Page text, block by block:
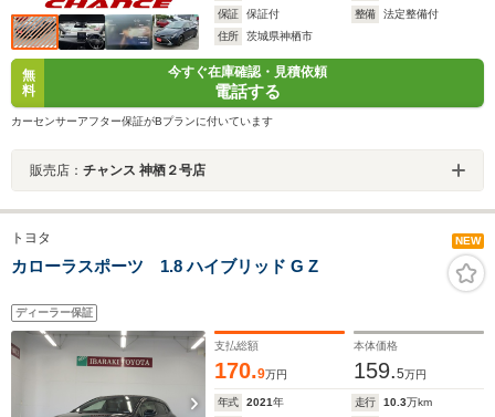
保証
保証付 整備
法定整備付
住所
茨城県神栖市
無
料
今すぐ在庫確認・見積依頼
電話する
カーセンサーアフター保証がBプランに付いています
販売店： チャンス 神栖２号店
トヨタ NEW
カローラスポーツ 1.8 ハイブリッド G Z
ディーラー保証
支払総額
170.9万円
本体価格
159.5万円
年式 2021年 走行 10.3万km